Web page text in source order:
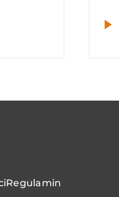
Regulamin